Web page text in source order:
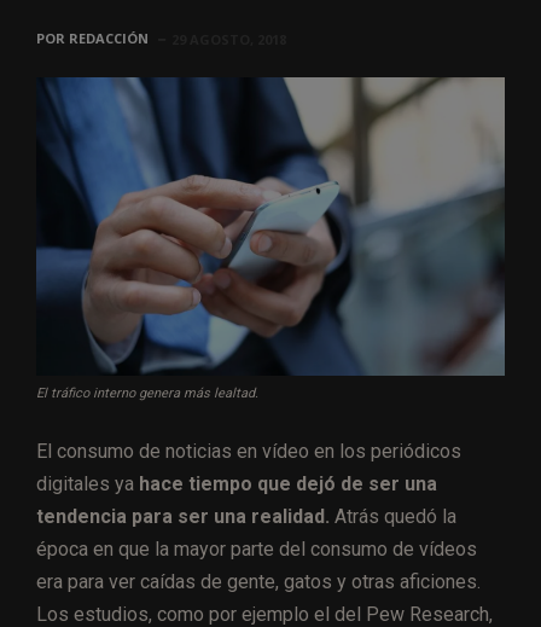
POR REDACCIÓN
El tráfico interno genera más lealtad.
El consumo de noticias en vídeo en los periódicos
digitales ya hace tiempo que dejó de ser una
tendencia para ser una realidad. Atrás quedó la
época en que la mayor parte del consumo de vídeos
era para ver caídas de gente, gatos y otras aficiones.
Los estudios, como por ejemplo el del Pew Research,